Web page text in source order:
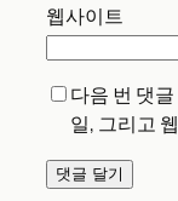
웹사이트
다음 번 댓
일, 그리고